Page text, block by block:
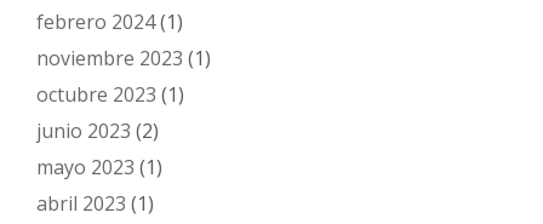
febrero 2024(1)
noviembre 2023 (1)
octubre 2023 (1)
junio 2023 (2)
mayo 2023 (1)
abril 2023 (1)